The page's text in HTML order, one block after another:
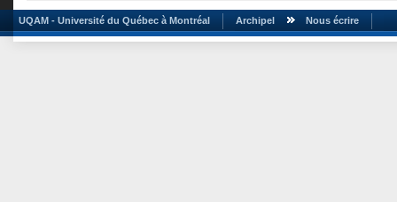
UQAM - Université du Québec à Montréal Archipel Nous écrire